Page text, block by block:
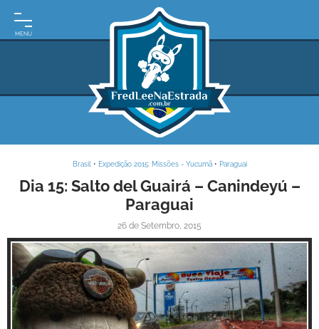
INÍCIO
DE
VIAGEM
MAPAS
RODOVIÁRIOS
E-
BOOK
Brasil • Expedição 2015: Missões - Yucumã• Paraguai
Dia 15: Salto del Guairá – Canindeyú –
Paraguai
26 de Setembro, 2015
Inspire-se!